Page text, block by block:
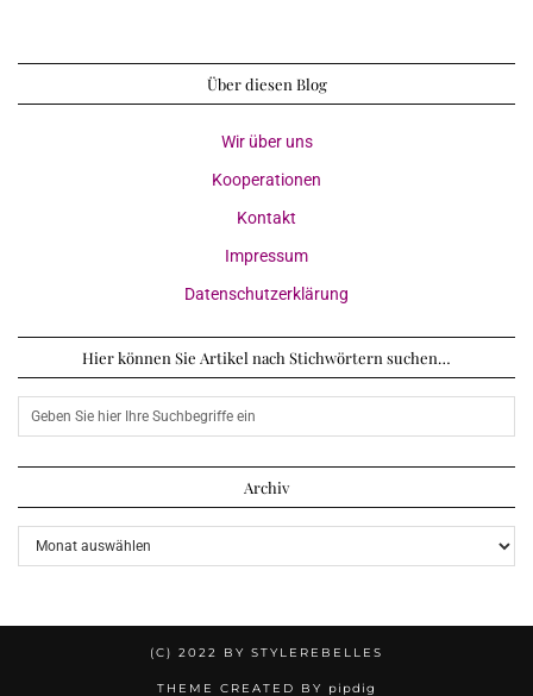
Über diesen Blog
Wir über uns
Kooperationen
Kontakt
Impressum
Datenschutzerklärung
Hier können Sie Artikel nach Stichwörtern suchen…
Archiv
Archiv
(C) 2022 BY STYLEREBELLES
THEME CREATED BY pipdig